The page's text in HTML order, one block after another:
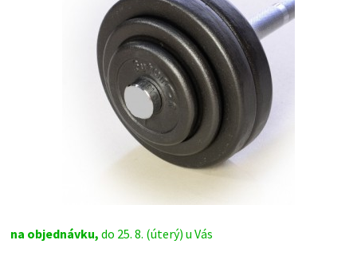
na objednávku,do 25. 8. (úterý) u Vás